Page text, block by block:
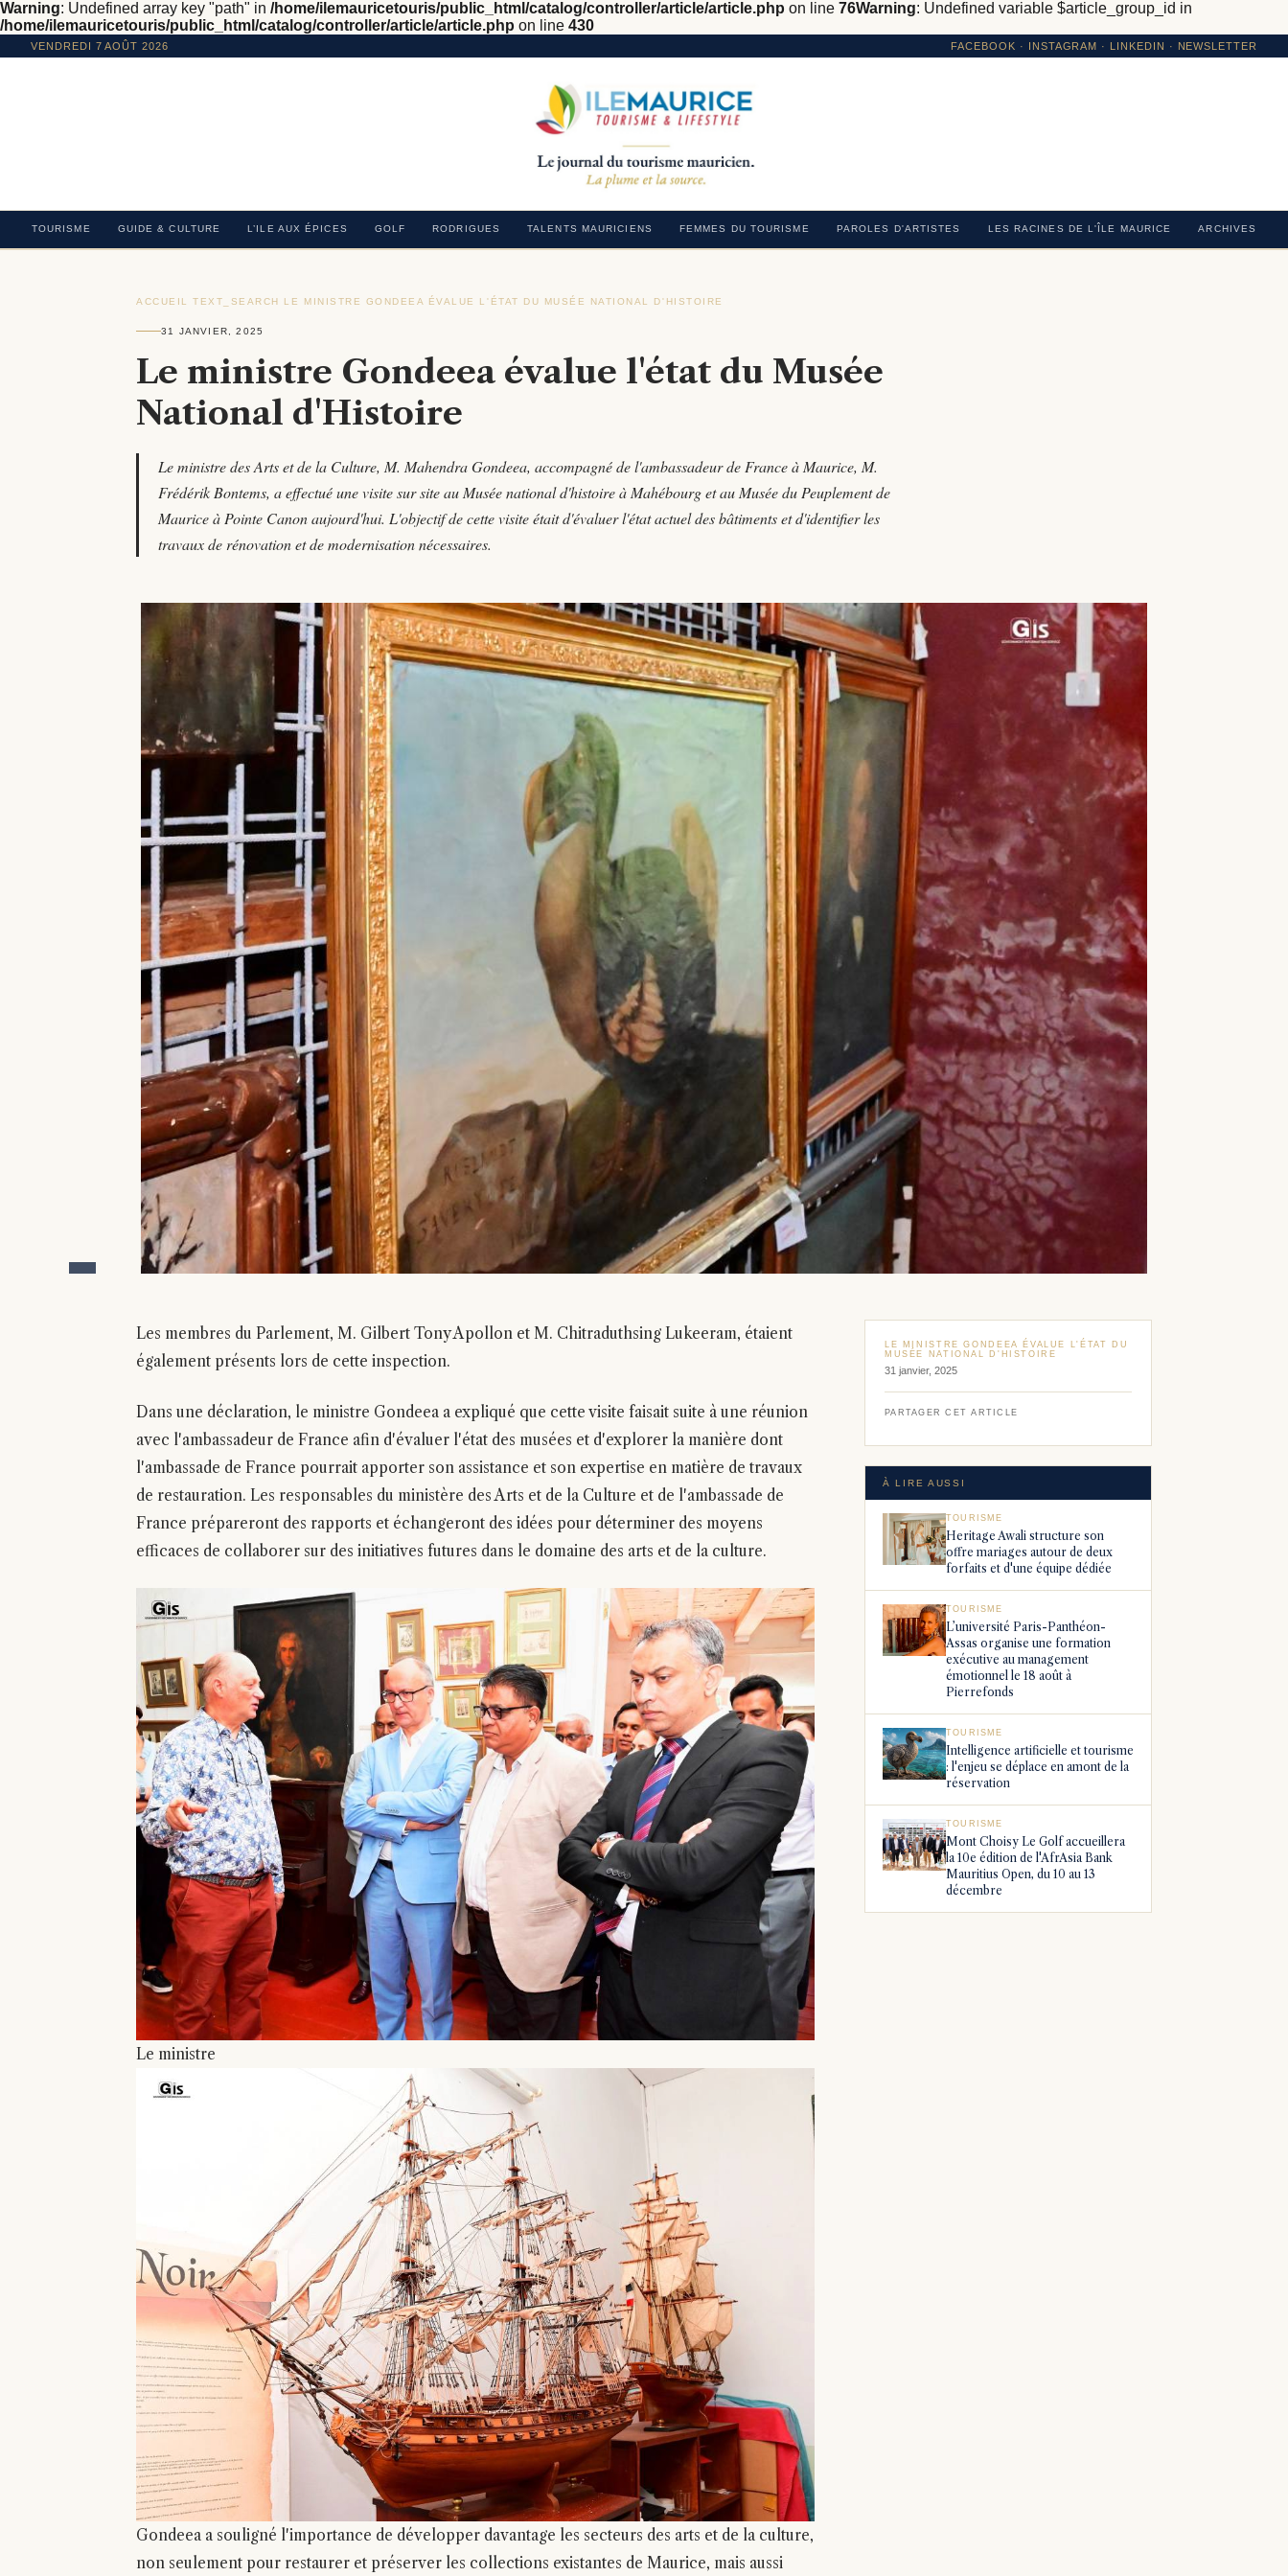
Warning: Undefined array key "path" in /home/ilemauricetouris/public_html/catalog/controller/article/article.php on line 76Warning: Undefined variable $article_group_id in
/home/ilemauricetouris/public_html/catalog/controller/article/article.php on line 430
VENDREDI 7 AOÛT 2026 FACEBOOK · INSTAGRAM · LINKEDIN · NEWSLETTER
TOURISME GUIDE & CULTURE L’ILE AUX ÉPICES GOLF RODRIGUES TALENTS MAURICIENS FEMMES DU TOURISME PAROLES D'ARTISTES LES RACINES DE L'ÎLE MAURICE ARCHIVES
ACCUEIL ›TEXT_SEARCH LE MINISTRE GONDEEA ÉVALUE L'ÉTAT DU MUSÉE NATIONAL D'HISTOIRE
31 JANVIER, 2025
Le ministre Gondeea évalue l'état du Musée
National d'Histoire
Le ministre des Arts et de la Culture, M. Mahendra Gondeea, accompagné de l'ambassadeur de France à Maurice, M.
Frédérik Bontems, a effectué une visite sur site au Musée national d'histoire à Mahébourg et au Musée du Peuplement de
Maurice à Pointe Canon aujourd'hui. L'objectif de cette visite était d'évaluer l'état actuel des bâtiments et d'identifier les
travaux de rénovation et de modernisation nécessaires.
Les membres du Parlement, M. Gilbert Tony Apollon et M. Chitraduthsing Lukeeram, étaient
également présents lors de cette inspection.
Dans une déclaration, le ministre Gondeea a expliqué que cette visite faisait suite à une réunion
avec l'ambassadeur de France afin d'évaluer l'état des musées et d'explorer la manière dont
l'ambassade de France pourrait apporter son assistance et son expertise en matière de travaux
de restauration. Les responsables du ministère des Arts et de la Culture et de l'ambassade de
France prépareront des rapports et échangeront des idées pour déterminer des moyens
efficaces de collaborer sur des initiatives futures dans le domaine des arts et de la culture.
Le ministre
Gondeea a souligné l'importance de développer davantage les secteurs des arts et de la culture,
non seulement pour restaurer et préserver les collections existantes de Maurice, mais aussi
LE MINISTRE GONDEEA ÉVALUE L'ÉTAT DU
MUSÉE NATIONAL D'HISTOIRE
31 janvier, 2025
PARTAGER CET ARTICLE
À LIRE AUSSI
TOURISME
Heritage Awali structure son
offre mariages autour de deux
forfaits et d'une équipe dédiée
TOURISME
L’université Paris-Panthéon-
Assas organise une formation
exécutive au management
émotionnel le 18 août à
Pierrefonds
TOURISME
Intelligence artificielle et tourisme
: l'enjeu se déplace en amont de la
réservation
TOURISME
Mont Choisy Le Golf accueillera
la 10e édition de l'AfrAsia Bank
Mauritius Open, du 10 au 13
décembre